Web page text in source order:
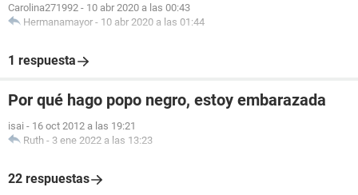
Carolina271992 - 10 abr 2020 a las 00:43
Hermanamayor - 10 abr 2020 a las 01:44
1 respuesta
Por qué hago popo negro, estoy embarazada
isai - 16 oct 2012 a las 19:21
Ruth - 3 ene 2022 a las 13:23
22 respuestas